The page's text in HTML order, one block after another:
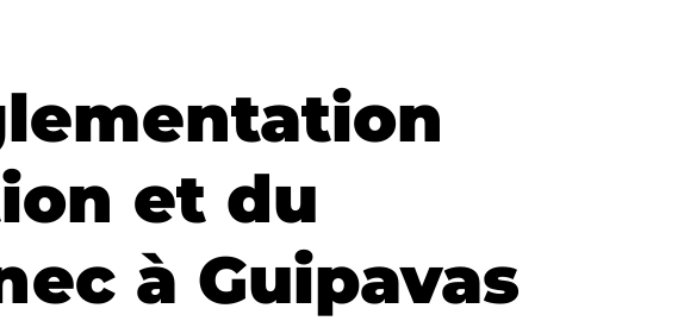
et du
à Guipavas